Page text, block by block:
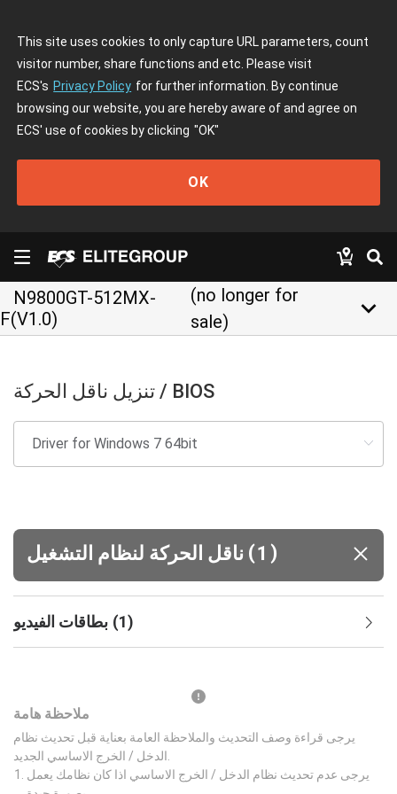
This site uses cookies to only capture URL parameters, count
visitor number, share functions and etc. Please visit
ECS's Privacy Policy for further information. By continue
browsing our website, you are hereby aware of and agree on
ECS' use of cookies by clicking "OK"
OK
N9800GT-512MX-
F(V1.0)
(no longer for
sale)
keyboard_arrow_down
تنزيل ناقل الحركة / BIOS
(1 )
بطاقات الفيديو (1)
ملاحظة هامة
يرجى قراءة وصف التحديث والملاحظة العامة بعناية قبل تحديث نظام
يرجى عدم تحديث نظام الدخل / الخرج الاساسي اذا كان نظامك يعمل